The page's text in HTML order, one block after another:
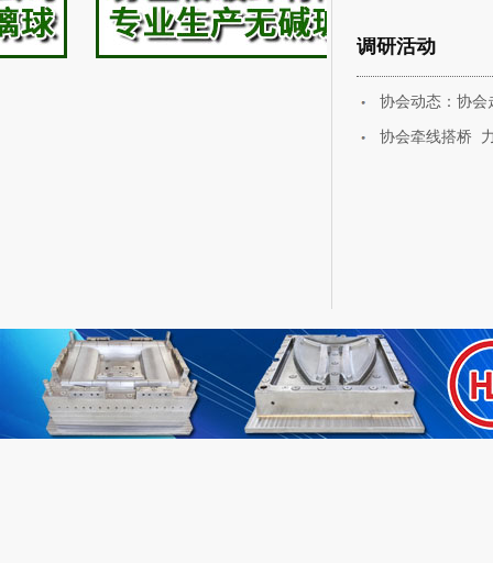
调研活动
协会动态：协会
协会牵线搭桥